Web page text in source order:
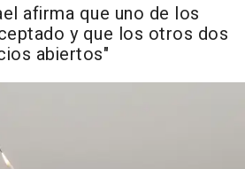
afirma que uno de los
y que los otros dos
abiertos"